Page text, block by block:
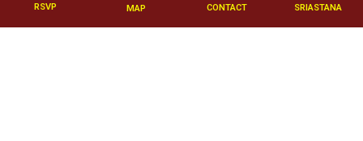
RSVP MAP CONTACT SRIASTANA